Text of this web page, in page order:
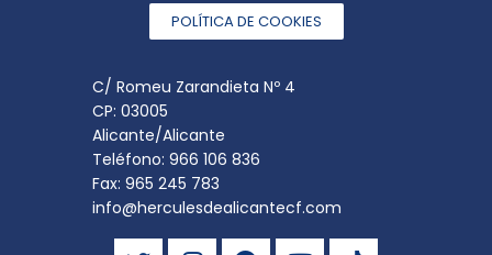
POLÍTICA DE COOKIES
C/ Romeu Zarandieta Nº 4
CP: 03005
Alicante/Alicante
Teléfono: 966 106 836
Fax: 965 245 783
info@herculesdealicantecf.com